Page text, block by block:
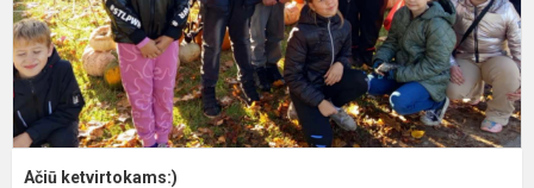
Ačiū ketvirtokams:)